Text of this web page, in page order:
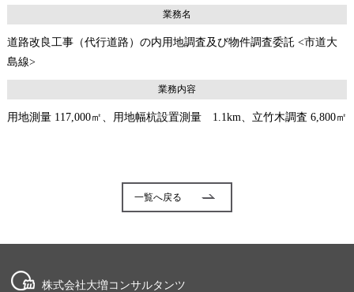
業務名
道路改良工事（代行道路）の内用地調査及び物件調査委託 <市道大
島線>
業務内容
用地測量 117,000㎡、用地幅杭設置測量 1.1km、立竹木調査 6,800㎡
一覧へ戻る
株式会社大増コンサルタンツ